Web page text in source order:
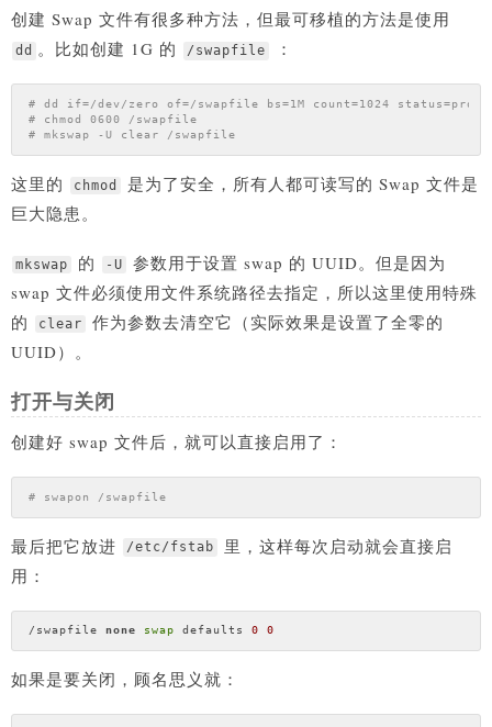
创建 Swap 文件有很多种方法，但最可移植的方法是使用
dd 。比如创建 1G 的 /swapfile ：
# dd if=/dev/zero of=/swapfile bs=1M count=1024
# chmod 0600 /swapfile
# mkswap -U clear /swapfile
这里的 chmod
是为了安全，所有人都可读写的 Swap 文件是
巨大隐患。
mkswap 的 -U
参数用于设置 swap 的 UUID。但是因为
swap 文件必须使用文件系统路径去指定，所以这里使用特殊
的
clear
作为参数去清空它（实际效果是设置了全零的
UUID）。
打开与关闭
创建好 swap 文件后，就可以直接启用了：
# swapon /swapfile
最后把它放进 /etc/fstab
里，这样每次启动就会直接启
用：
/swapfile none swap defaults 0 0
如果是要关闭，顾名思义就：